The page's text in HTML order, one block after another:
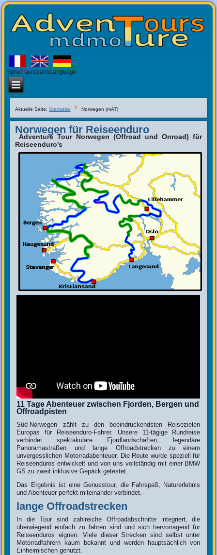
Sprachauswahl/Language
Aktuelle Seite:Startseite Norwegen (mAT)
Norwegen für Reiseenduro
Adventure Tour Norwegen (Offroad und Onroad) für
Reiseenduro's
11 Tage Abenteuer zwischen Fjorden, Bergen und
Offroadpisten
Süd-Norwegen zählt zu den beeindruckendsten Reisezielen
Europas für Reiseenduro-Fahrer. Unsere 11-tägige Rundreise
verbindet spektakuläre Fjordlandschaften, legendäre
Panoramastraßen und lange Offroadstrecken zu einem
unvergesslichen Motorradabenteuer. Die Route wurde speziell für
Reiseenduros entwickelt und von uns vollständig mit einer BMW
GS zu zweit inklusive Gepäck getestet.
Das Ergebnis ist eine Genusstour, die Fahrspaß, Naturerlebnis
und Abenteuer perfekt miteinander verbindet.
lange Offroadstrecken
In die Tour sind zahlreiche Offroadabschnitte integriert, die
überwiegend einfach zu fahren sind und sich hervorragend für
Reiseenduros eignen. Viele dieser Strecken sind selbst unter
Motorradfahrern kaum bekannt und werden hauptsächlich von
Einheimischen genutzt.